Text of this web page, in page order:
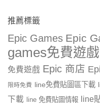
推薦標籤
Epic Games Epic
games免費遊
免費遊戲 Epic 商店
限時免費 line免費貼圖區下載
下載
line 免費貼圖情報 line